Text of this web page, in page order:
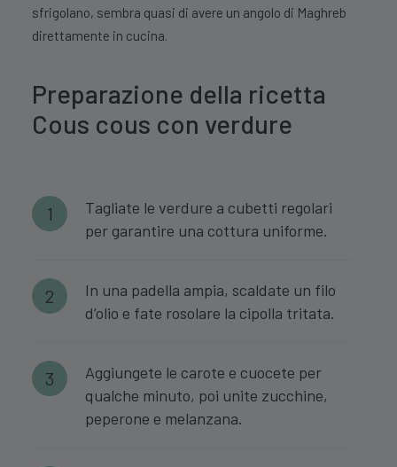
sfrigolano, sembra quasi di avere un angolo di Maghreb
direttamente in cucina.
Preparazione della ricetta
Cous cous con verdure
Tagliate le verdure a cubetti regolari
per garantire una cottura uniforme.
In una padella ampia, scaldate un filo
d’olio e fate rosolare la cipolla tritata.
Aggiungete le carote e cuocete per
qualche minuto, poi unite zucchine,
peperone e melanzana.